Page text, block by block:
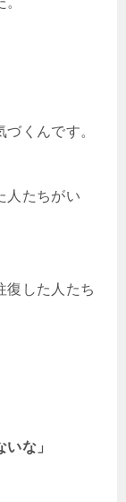
くんです。
人たちがい
復した人たち
な」